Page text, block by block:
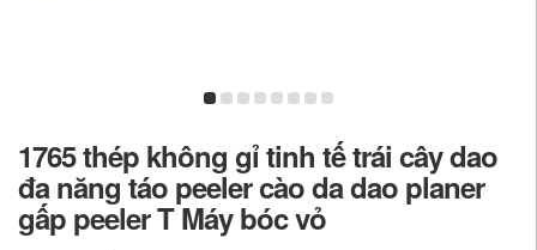
1765 thép không gỉ tinh tế trái cây dao
đa năng táo peeler cào da dao planer
gấp peeler T Máy bóc vỏ